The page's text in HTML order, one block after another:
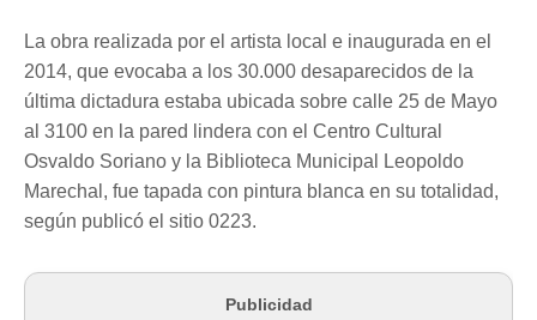
La obra realizada por el artista local e inaugurada en el
2014, que evocaba a los 30.000 desaparecidos de la
última dictadura estaba ubicada sobre calle 25 de Mayo
al 3100 en la pared lindera con el Centro Cultural
Osvaldo Soriano y la Biblioteca Municipal Leopoldo
Marechal, fue tapada con pintura blanca en su totalidad,
según publicó el sitio 0223.
Publicidad